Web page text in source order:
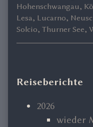
Hohenschwangau,
Lesa, Lucarno,
Solcio, Thurner See,
Primary
Sidebar
Reiseberichte
2026
wieder